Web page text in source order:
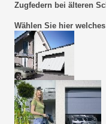
Zugfedern bei älteren
Wählen Sie hier